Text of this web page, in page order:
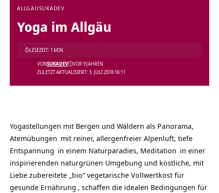
ALLGÄUSUKADEV
Yoga im Allgäu
ZULETZT AKTUALISIERT: 3. JULI 2018 16:11
VONSUKADEV VOR 9 JAHREN
LESEZEIT: 1 MIN
Yogastellungen mit Bergen und Wäldern als Panorama,
Atemübungen mit reiner, allergenfreier Alpenluft, tiefe
Entspannung in einem Naturparadies, Meditation in einer
inspirierenden naturgrünen Umgebung und köstliche, mit
Liebe zubereitete „bio“ vegetarische Vollwertkost für
gesunde Ernährung , schaffen die idealen Bedingungen für